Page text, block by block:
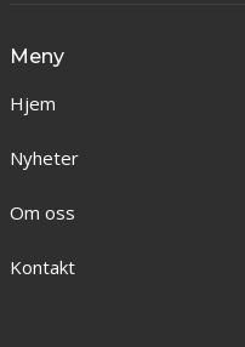
Meny
Hjem
Nyheter
Om oss
Kontakt